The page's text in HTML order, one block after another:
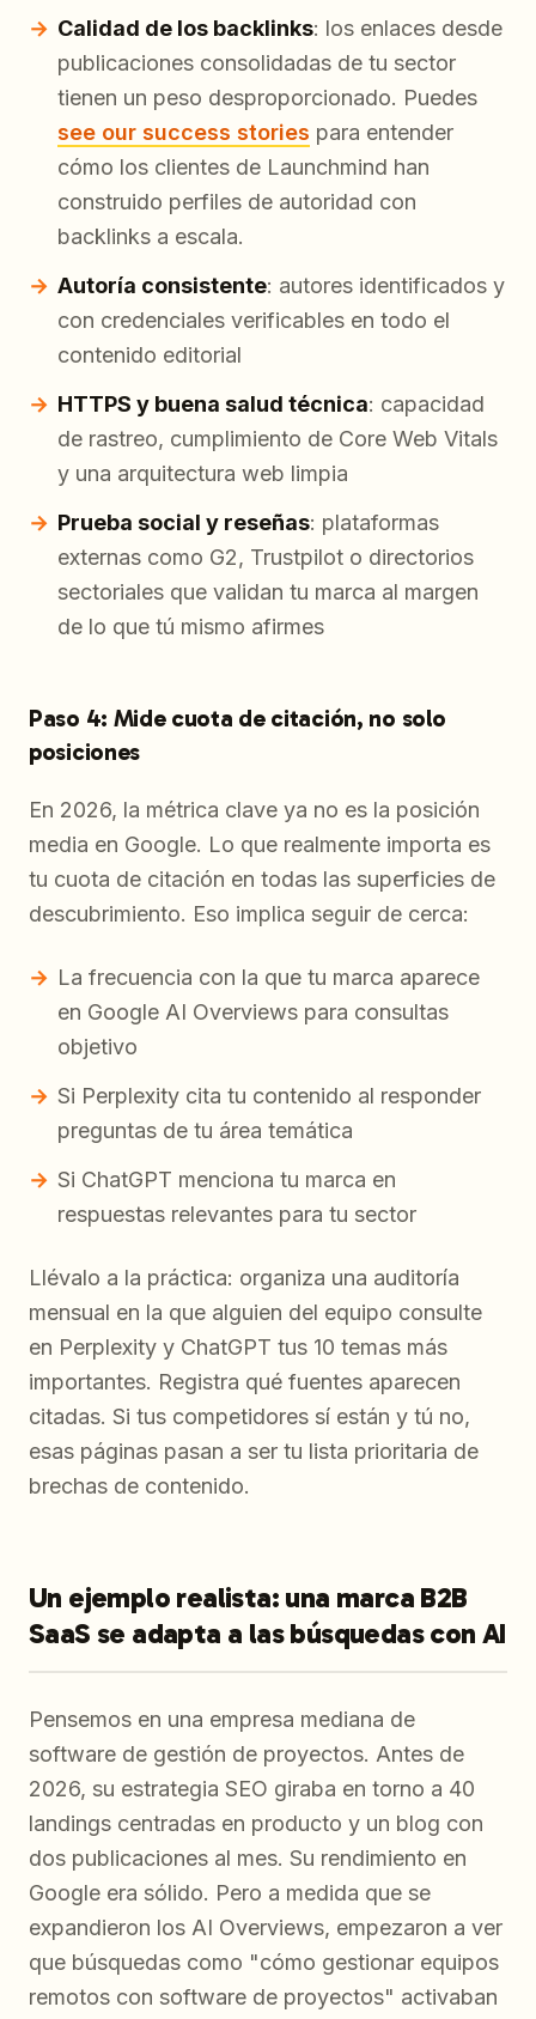
Calidad de los backlinks: los enlaces desde
publicaciones consolidadas de tu sector
tienen un peso desproporcionado. Puedes
see our success stories para entender
cómo los clientes de Launchmind han
construido perfiles de autoridad con
backlinks a escala.
Autoría consistente: autores identificados y
con credenciales verificables en todo el
contenido editorial
HTTPS y buena salud técnica: capacidad
de rastreo, cumplimiento de Core Web Vitals
y una arquitectura web limpia
Prueba social y reseñas: plataformas
externas como G2, Trustpilot o directorios
sectoriales que validan tu marca al margen
de lo que tú mismo afirmes
Paso 4: Mide cuota de citación, no solo
posiciones
En 2026, la métrica clave ya no es la posición
media en Google. Lo que realmente importa es
tu cuota de citación en todas las superficies de
descubrimiento. Eso implica seguir de cerca:
La frecuencia con la que tu marca aparece
en Google AI Overviews para consultas
objetivo
Si Perplexity cita tu contenido al responder
preguntas de tu área temática
Si ChatGPT menciona tu marca en
respuestas relevantes para tu sector
Llévalo a la práctica: organiza una auditoría
mensual en la que alguien del equipo consulte
en Perplexity y ChatGPT tus 10 temas más
importantes. Registra qué fuentes aparecen
citadas. Si tus competidores sí están y tú no,
esas páginas pasan a ser tu lista prioritaria de
brechas de contenido.
Un ejemplo realista: una marca B2B
SaaS se adapta a las búsquedas con AI
Pensemos en una empresa mediana de
software de gestión de proyectos. Antes de
2026, su estrategia SEO giraba en torno a 40
landings centradas en producto y un blog con
dos publicaciones al mes. Su rendimiento en
Google era sólido. Pero a medida que se
expandieron los AI Overviews, empezaron a ver
que búsquedas como "cómo gestionar equipos
remotos con software de proyectos" activaban